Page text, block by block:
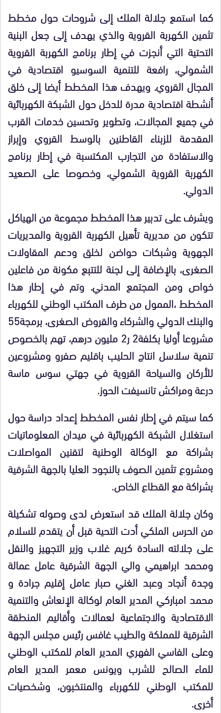
كما استمع جلالة الملك إلى شروحات حول مخطط
تثمين الكهربة القروية والذي يهدف إلى جعل البنية
التحتية التي أنجزت في إطار برنامج الكهربة القروية
الشمولي، رافعة للتنمية السوسيو اقتصادية في
المجال القروي. ويهدف هذا المخطط أيضا إلى خلق
أنشطة اقتصادية مدرة للدخل حول الشبكة الكهربائية
في جميع المجالات، وتطوير وتحسين خدمات القرب
المقدمة للزبناء القاطنين بالوسط القروي وإبراز
والاستفادة من التجارب المكتسبة في إطار برنامج
الكهربة القروية الشمولي، وخصوصا على الصعيد
الدولي.
ويشرف على تدبير هذا المخطط مجموعة من الهياكل
تتكون من مديرية تأهيل الكهربة القروية والمديريات
الجهوية وشبكات حواضن لخلق ودعم المقاولات
الصغرى، بالإضافة إلى لجنة للتتبع مكونة من فاعلين
خواص ومن المجتمع المدني. وتم في إطار هذا
المخطط ،الممول من طرف المكتب الوطني للكهرباء
والبنك الدولي والشركاء والقروض الصغرى، برمجة55
مشروعا أوليا بكلفة2 ر2 مليون درهم، تهم بالخصوص
تنمية سلاسل انتاج الحليب باقليم صفرو ومشروعين
للأركان والسياحة القروية في جهتي سوس ماسة
درعة ومراكش تانسيفت الحوز.
كما سيتم في إطار نفس المخطط إعداد دراسة حول
استغلال الشبكة الكهربائية في ميدان المعلوماتيات
بشراكة مع الوكالة الوطنية لتقنين المواصلات
ومشروع تثمين الصوف بالنجود العليا بالجهة الشرقية
بشراكة مع القطاع الخاص.
وكان جلالة الملك قد استعرض لدى وصوله تشكيلة
من الحرس الملكي أدت التحية قبل أن يتقدم للسلام
على جلالته السادة كريم غلاب وزير التجهيز والنقل
ومحمد ابراهيمي والي الجهة الشرقية عامل عمالة
وجدة أنجاد وعبد الغني صبار عامل إقليم جرادة و
محمد امباركي المدير العام لوكالة الإنعاش والتنمية
الاقتصادية والاجتماعية لعمالات وأقاليم المنطقة
الشرقية للمملكة والطيب غافس رئيس مجلس الجهة
وعلى الفاسي الفهري المدير العام للمكتب الوطني
للماء الصالح للشرب ويونس معمر المدير العام
للمكتب الوطني للكهرباء والمنتخبون، وشخصيات
أخرى.